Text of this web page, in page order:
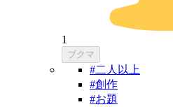
1
ブクマ
#二人以上
#創作
#お題